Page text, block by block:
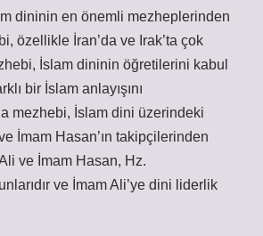
dininin en önemli mezheplerinden
özellikle İran’da ve Irak’ta çok
İslam dininin öğretilerini kabul
bir İslam anlayışını
mezhebi, İslam dini üzerindeki
İmam Hasan’ın takipçilerinden
ve İmam Hasan, Hz.
ve İmam Ali’ye dini liderlik